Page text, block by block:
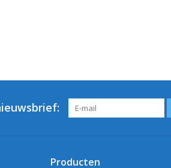
Producten